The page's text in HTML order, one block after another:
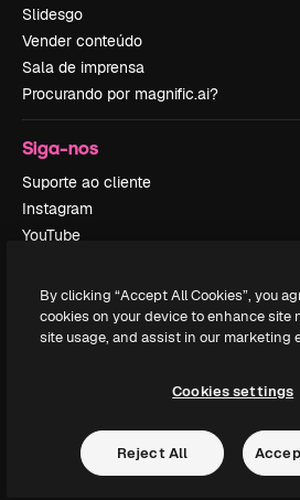
Slidesgo
Vender conteúdo
Sala de imprensa
Procurando por magnific.ai?
Siga-nos
Suporte ao cliente
Instagram
YouTube
TikTok
Discord
Copyright © 2010-2026 Freepik
reservados
By clicking “Accept All Cookies”, you
cookies on your device to enhance site
site usage, and assist in our marketing
Cookies settings
Reject All